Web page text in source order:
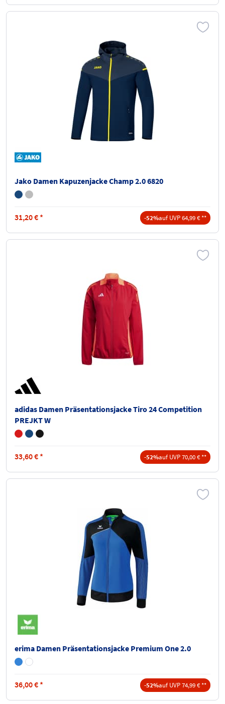
Jako Damen Kapuzenjacke Champ 2.0 6820
31,20€ * -52%auf UVP 64,99 € **
adidas Damen Präsentationsjacke Tiro 24 Competition
PREJKT W
33,60€ * -52%auf UVP 70,00 € **
erima Damen Präsentationsjacke Premium One 2.0
36,00€ * -52%auf UVP 74,99 € **